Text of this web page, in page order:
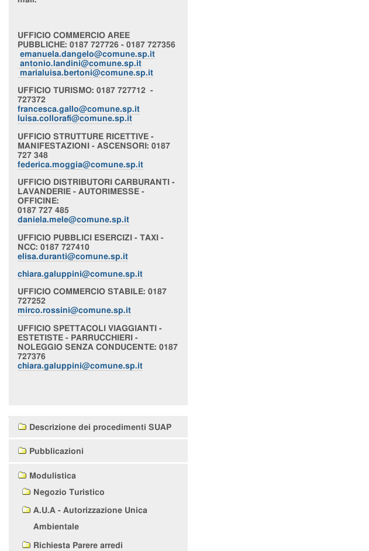
UFFICIO COMMERCIO AREE
PUBBLICHE: 0187 727726 - 0187 727356
emanuela.dangelo@comune.sp.it
antonio.landini@comune.sp.it
marialuisa.bertoni@comune.sp.it
UFFICIO TURISMO: 0187 727712 -
727372
francesca.gallo@comune.sp.it
luisa.collorafi@comune.sp.it
UFFICIO STRUTTURE RICETTIVE -
MANIFESTAZIONI - ASCENSORI : 0187
727 348
federica.moggia@comune.sp.it
UFFICIO DISTRIBUTORI CARBURANTI -
LAVANDERIE - AUTORIMESSE -
OFFICINE:
0187 727 485
daniela.mele@comune.sp.it
UFFICIO PUBBLICI ESERCIZI - TAXI -
NCC: 0187 727410
elisa.duranti@comune.sp.it
chiara.galuppini@comune.sp.it
UFFICIO COMMERCIO STABILE: 0187
727252
mirco.rossini@comune.sp.it
UFFICIO SPETTACOLI VIAGGIANTI -
ESTETISTE - PARRUCCHIERI -
NOLEGGIO SENZA CONDUCENTE: 0187
727376
chiara.galuppini@comune.sp.it
Descrizione dei procedimenti SUAP
Pubblicazioni
Modulistica
Negozio Turistico
A.U.A - Autorizzazione Unica
Ambientale
Richiesta Parere arredi